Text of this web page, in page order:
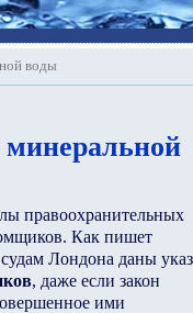
воды
правоохранительных
Как пишет
Лондона даны
, даже если закон
ими